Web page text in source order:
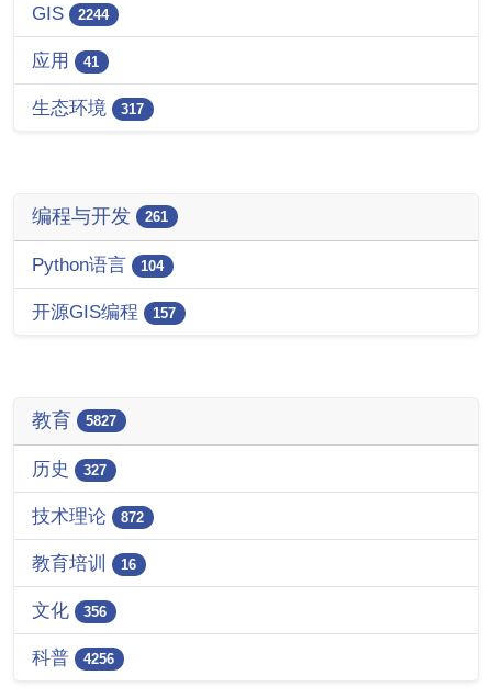
GIS 2244
应用 41
生态环境 317
编程与开发 261
Python语言 104
开源GIS编程 157
教育 5827
历史 327
技术理论 872
教育培训 16
文化 356
科普 4256